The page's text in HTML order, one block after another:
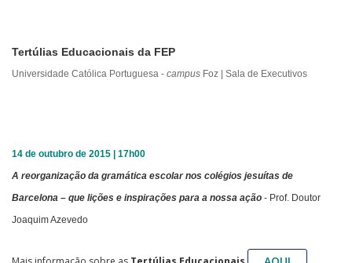
Tertúlias Educacionais da FEP
Universidade Católica Portuguesa - campus Foz | Sala de Executivos
14 de outubro de 2015 | 17h00
A reorganização da gramática escolar nos colégios jesuítas de
Barcelona – que lições e inspirações para a nossa ação - Prof. Doutor
Joaquim Azevedo